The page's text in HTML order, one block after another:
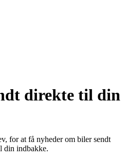
direkte til din
for at få nyheder om biler sendt
din indbakke.